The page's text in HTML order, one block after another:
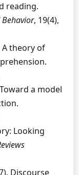
reading.
, 19(4),
A theory of
a model
Looking
Discourse